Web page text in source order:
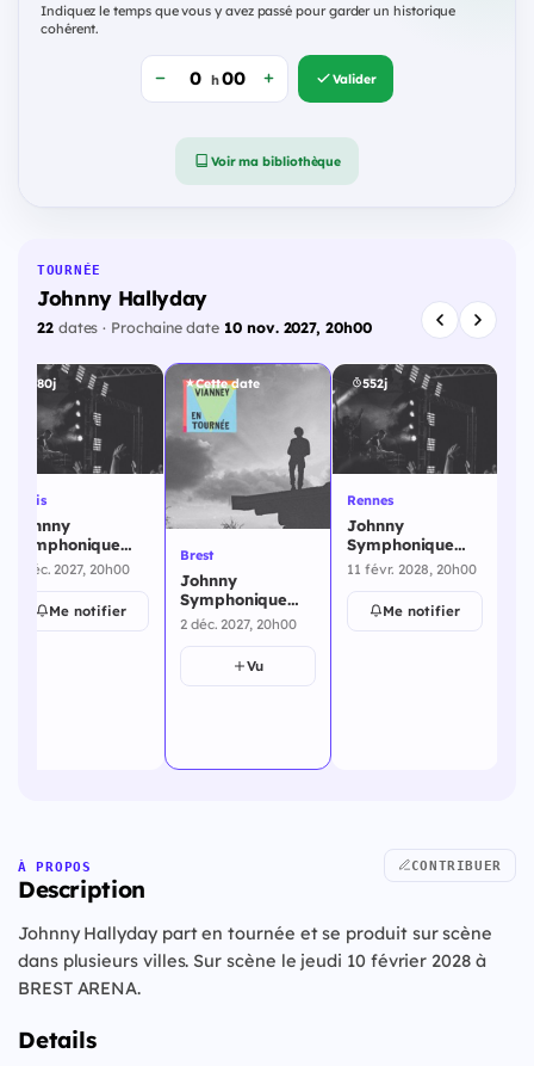
Indiquez le temps que vous y avez passé pour garder un historique
cohérent.
h Valider
Voir ma bibliothèque
TOURNÉE
Johnny Hallyday
22dates · Prochaine date 10 nov. 2027, 20h00
480j
Paris
Johnny
Symphonique
Tour - Paris - 1
décembre 2027
1 déc. 2027, 20h00
Me notifier
Cette date
Brest
Johnny
Symphonique
Tour - Brest - 10
février 2028
2 déc. 2027, 20h00
Vu
552j
Rennes
Johnny
Symphonique
Tour - Rennes -
11 février 2028
11 févr. 2028, 20h00
Me notifier
À PROPOS
Description
CONTRIBUER
Johnny Hallyday part en tournée et se produit sur scène
dans plusieurs villes. Sur scène le jeudi 10 février 2028 à
BREST ARENA.
Details